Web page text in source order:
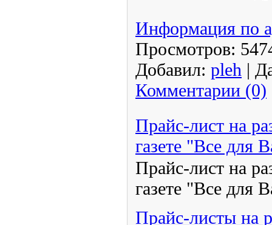
Информация по
Просмотров:
Добавил: pleh |
Комментарии (0)
Прайс-лист на
газете "Все для
Прайс-лист на
газете "Все для
Прайс-листы на